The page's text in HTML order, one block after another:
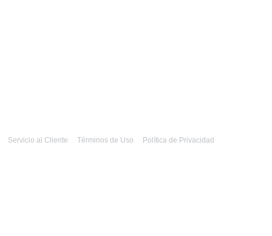
Servicio al Cliente Términos de Uso Política de Privacidad